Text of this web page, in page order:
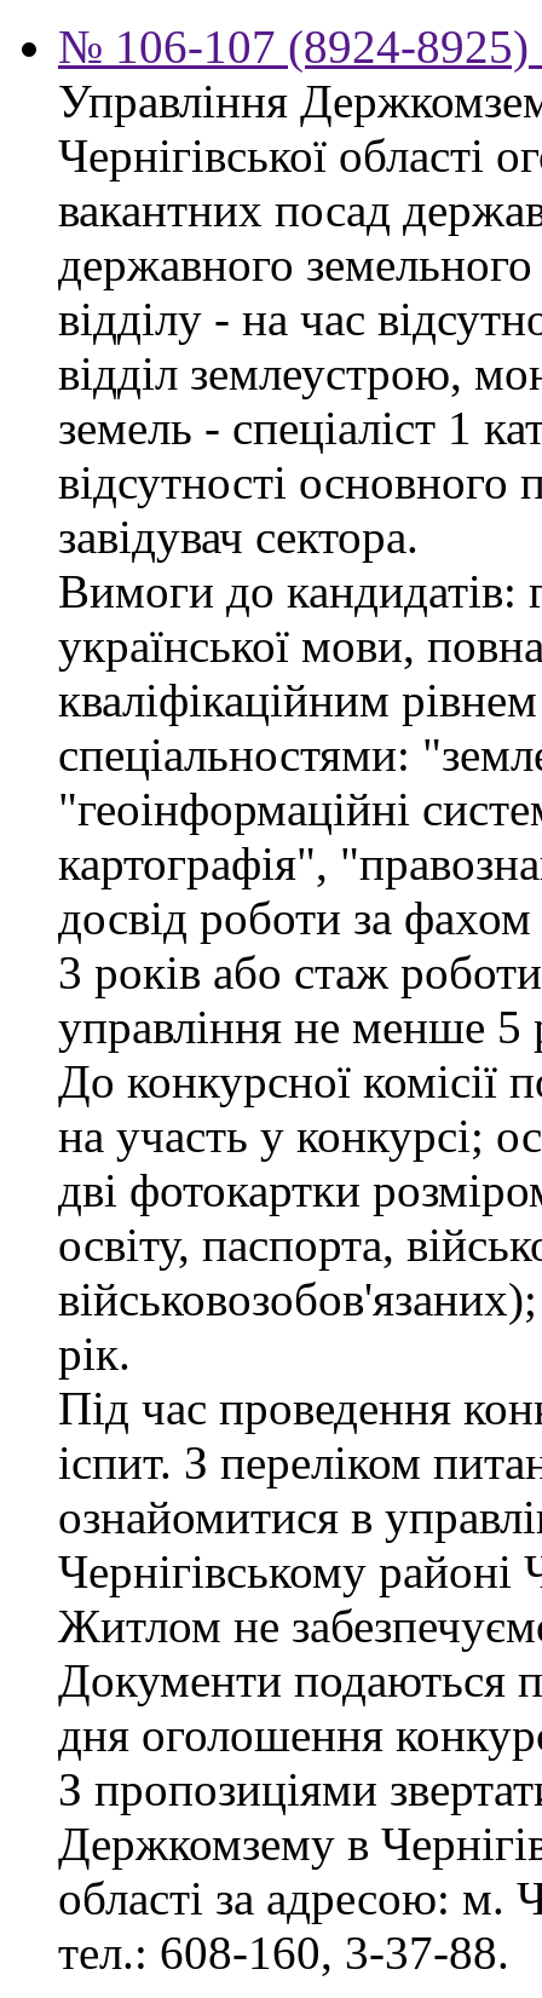
№ 106-107 (8924-8925)
Управління
Чернігівської області
вакантних посад
державного земельного
відділу - на час
відділ землеустрою,
земель - спеціаліст 1
відсутності
завідувач сектора.
Вимоги до кандидатів:
української мови,
кваліфікаційним
спеціальностями:
"геоінформаційні
картографія",
досвід роботи за
3 років або стаж
управління не менше 5
До конкурсної комісії
на участь у конкурсі;
дві фотокартки
освіту, паспорта,
рік.
Під час проведення
іспит. З переліком
ознайомитися в
Чернігівському районі
Житлом не
Документи подаються
дня оголошення
З пропозиціями
Держкомзему в
області за адресою: м.
тел.: 608-160, 3-37-88.